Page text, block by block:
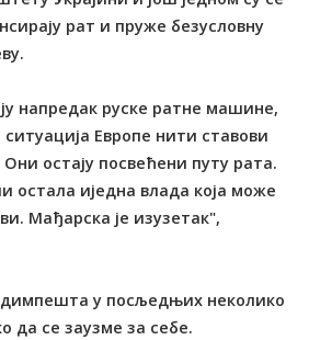
рат и пруже безусловну
напредак руске ратне машине,
Европе нити ставови
остају посвећени путу рата.
остала иједна влада која може
Мађарска је изузетак",
у посљедњих неколико
да се заузме за себе.